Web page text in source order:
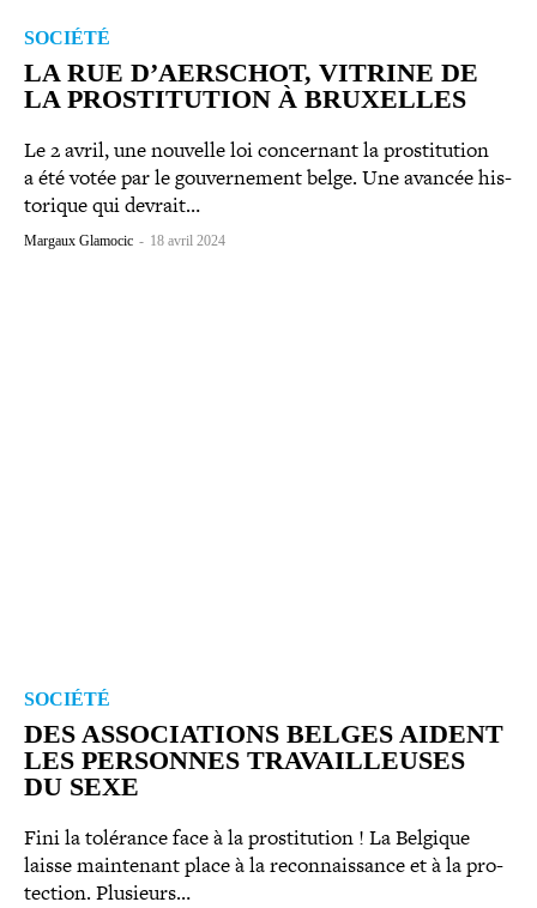
SOCIÉTÉ
LA RUE D’AERSCHOT, VITRINE DE
LA PROS­TI­TU­TION À BRUXELLES
Le 2 avril, une nouvelle loi concer­nant la pros­ti­tu­tion
a été votée par le gou­ver­ne­ment belge. Une avancée his­
to­rique qui devrait…
Margaux Glamocic - 18 avril 2024
SOCIÉTÉ
DES ASSO­CIA­TIONS BELGES AIDENT
LES PERSONNES TRA­VAILLEUSES
DU SEXE
Fini la tolérance face à la pros­ti­tu­tion ! La Belgique
laisse main­te­nant place à la recon­nais­sance et à la pro­
tec­tion. Plusieurs…